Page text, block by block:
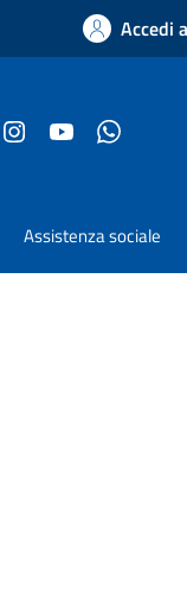
Accedi
InstagramYouTube
Assistenza sociale